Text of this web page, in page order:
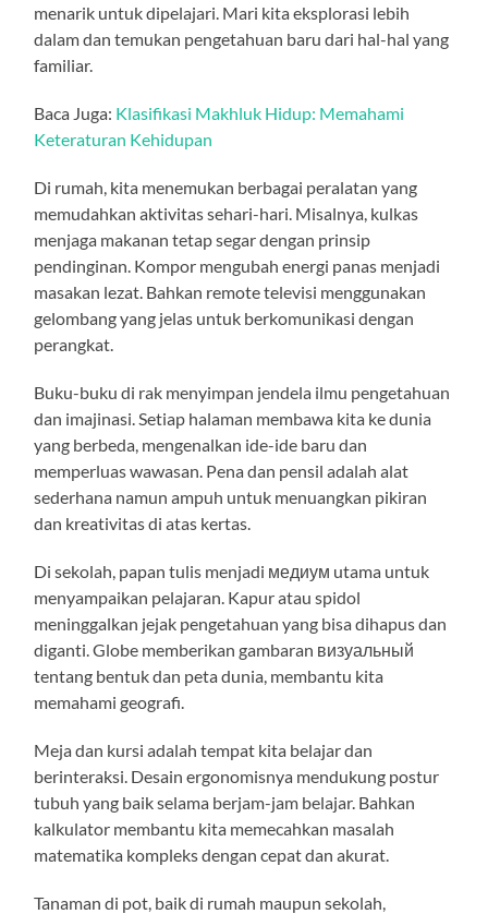
menarik untuk dipelajari. Mari kita eksplorasi lebih
dalam dan temukan pengetahuan baru dari hal-hal yang
familiar.
Baca Juga: Klasifikasi Makhluk Hidup: Memahami
Keteraturan Kehidupan
Di rumah, kita menemukan berbagai peralatan yang
memudahkan aktivitas sehari-hari. Misalnya, kulkas
menjaga makanan tetap segar dengan prinsip
pendinginan. Kompor mengubah energi panas menjadi
masakan lezat. Bahkan remote televisi menggunakan
gelombang yang jelas untuk berkomunikasi dengan
perangkat.
Buku-buku di rak menyimpan jendela ilmu pengetahuan
dan imajinasi. Setiap halaman membawa kita ke dunia
yang berbeda, mengenalkan ide-ide baru dan
memperluas wawasan. Pena dan pensil adalah alat
sederhana namun ampuh untuk menuangkan pikiran
dan kreativitas di atas kertas.
Di sekolah, papan tulis menjadi медиум utama untuk
menyampaikan pelajaran. Kapur atau spidol
meninggalkan jejak pengetahuan yang bisa dihapus dan
diganti. Globe memberikan gambaran визуальный
tentang bentuk dan peta dunia, membantu kita
memahami geografi.
Meja dan kursi adalah tempat kita belajar dan
berinteraksi. Desain ergonomisnya mendukung postur
tubuh yang baik selama berjam-jam belajar. Bahkan
kalkulator membantu kita memecahkan masalah
matematika kompleks dengan cepat dan akurat.
Tanaman di pot, baik di rumah maupun sekolah,